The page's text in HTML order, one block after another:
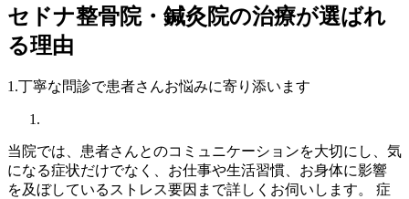
セドナ整骨院・鍼灸院の治療が選ばれ
る理由
1.丁寧な問診で患者さんお悩みに寄り添います
当院では、患者さんとのコミュニケーションを大切にし、気
になる症状だけでなく、お仕事や生活習慣、お身体に影響
を及ぼしているストレス要因まで詳しくお伺いします。 症